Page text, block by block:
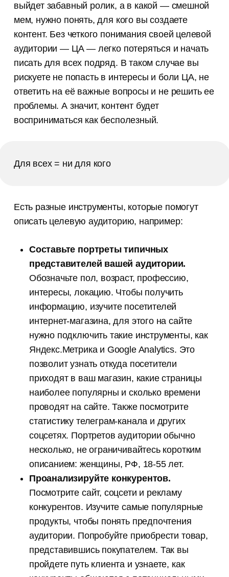
выйдет забавный ролик, а в какой — смешной
мем, нужно понять, для кого вы создаете
контент. Без четкого понимания своей целевой
аудитории — ЦА — легко потеряться и начать
писать для всех подряд. В таком случае вы
рискуете не попасть в интересы и боли ЦА, не
ответить на её важные вопросы и не решить ее
проблемы. А значит, контент будет
восприниматься как бесполезный.
Для всех = ни для кого
Есть разные инструменты, которые помогут
описать целевую аудиторию, например:
Составьте портреты типичных
представителей вашей аудитории.
Обозначьте пол, возраст, профессию,
интересы, локацию. Чтобы получить
информацию, изучите посетителей
интернет-магазина, для этого на сайте
нужно подключить такие инструменты, как
Яндекс.Метрика и Google Analytics. Это
позволит узнать откуда посетители
приходят в ваш магазин, какие страницы
наиболее популярны и сколько времени
проводят на сайте. Также посмотрите
статистику телеграм-канала и других
соцсетях. Портретов аудитории обычно
несколько, не ограничивайтесь коротким
описанием: женщины, РФ, 18-55 лет.
Проанализируйте конкурентов.
Посмотрите сайт, соцсети и рекламу
конкурентов. Изучите самые популярные
продукты, чтобы понять предпочтения
аудитории. Попробуйте приобрести товар,
представившись покупателем. Так вы
пройдете путь клиента и узнаете, как